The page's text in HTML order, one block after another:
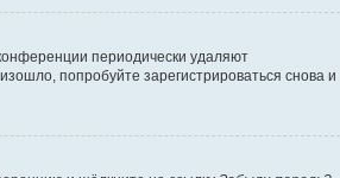
периодически удаляют
попробуйте зарегистрироваться снова и